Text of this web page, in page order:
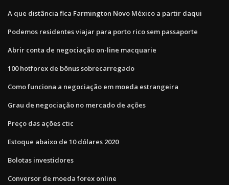
A que distância fica Farmington Novo México a partir daqui
Podemos residentes viajar para porto rico sem passaporte
Abrir conta de negociação on-line macquarie
100 hotforex de bônus sobrecarregado
Como funciona a negociação em moeda estrangeira
Grau de negociação no mercado de ações
Preço das ações ctic
Estoque abaixo de 10 dólares 2020
Bolotas investidores
Conversor de moeda forex online